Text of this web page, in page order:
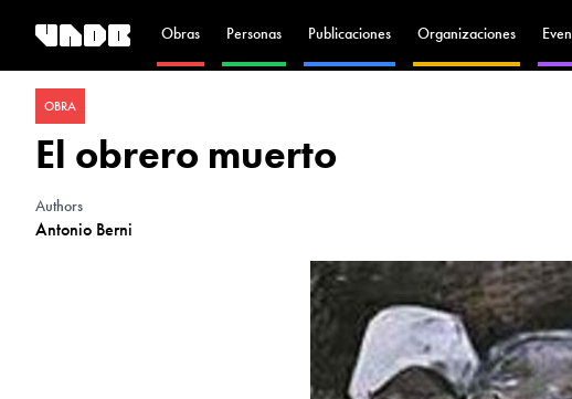
Obras Personas Publicaciones Organizaciones
OBRA
El obrero muerto
Authors
Antonio Berni